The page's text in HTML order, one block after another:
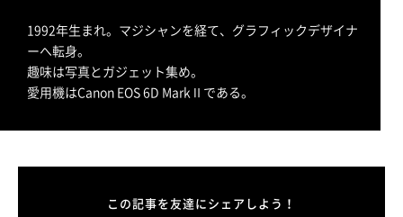
1992年生まれ。マジシャンを経て、グラフィックデザイナ
ーへ転身。
趣味は写真とガジェット集め。
愛用機はCanon EOS 6D MarkⅡである。
この記事を友達にシェアしよう！